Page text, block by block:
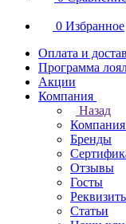
0 Избранное
Оплата и
Программа
Акции
Компания
Назад
Компания
Бренды
Отзывы
Госты
Статьи